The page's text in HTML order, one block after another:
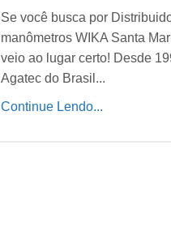
Se você busca por
manômetros WIKA Santa
veio ao lugar certo! Desde
Agatec do Brasil...
Continue Lendo...